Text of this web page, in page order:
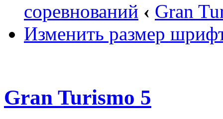
соревнований ‹ Gran
Изменить размер
Gran Turismo 5